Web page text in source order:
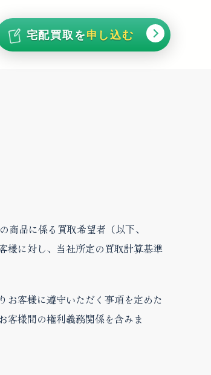
宅配買取を申し込む
品に係る買取希望者（以下、
様に対し、当社所定の買取計算基準
お客様に遵守いただく事項を定めた
客様間の権利義務関係を含みま